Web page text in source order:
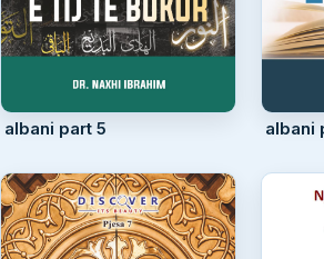
albani part 5 albani